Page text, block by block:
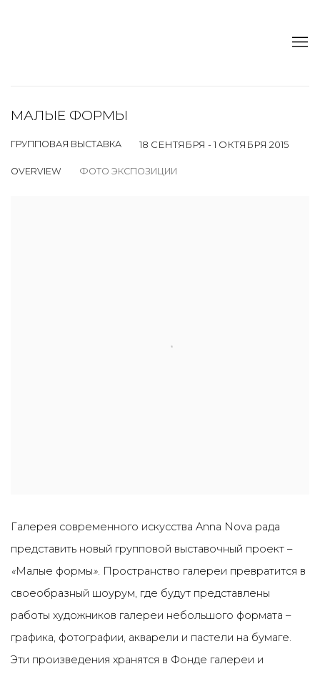
МАЛЫЕ ФОРМЫ
ГРУППОВАЯ ВЫСТАВКА 18 СЕНТЯБРЯ - 1 ОКТЯБРЯ 2015
OVERVIEW ФОТО ЭКСПОЗИЦИИ
Галерея современного искусства Anna Nova рада
представить новый групповой выставочный проект –
«Малые формы». Пространство галереи превратится в
своеобразный шоурум, где будут представлены
работы художников галереи небольшого формата –
графика, фотографии, акварели и пастели на бумаге.
Эти произведения хранятся в Фонде галереи и